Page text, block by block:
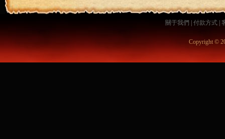
關于我們 付款方式
Copyright ©